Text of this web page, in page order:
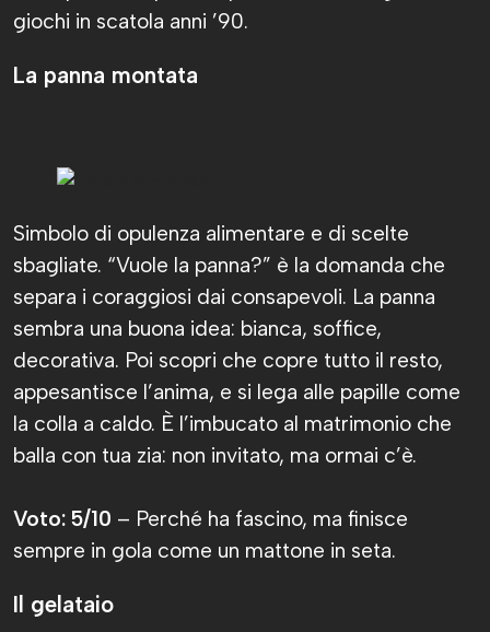
giochi in scatola anni ’90.
La panna montata
Simbolo di opulenza alimentare e di scelte
sbagliate. “Vuole la panna?” è la domanda che
separa i coraggiosi dai consapevoli. La panna
sembra una buona idea: bianca, soffice,
decorativa. Poi scopri che copre tutto il resto,
appesantisce l’anima, e si lega alle papille come
la colla a caldo. È l’imbucato al matrimonio che
balla con tua zia: non invitato, ma ormai c’è.
Voto: 5/10 – Perché ha fascino, ma finisce
sempre in gola come un mattone in seta.
Il gelataio